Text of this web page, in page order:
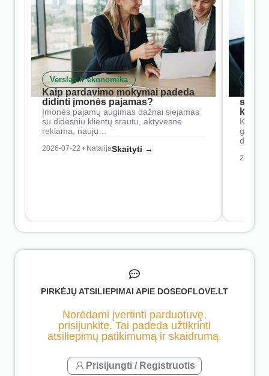
Verslas ir ekonomika
Kaip pardavimo mokymai padeda
didinti įmonės pajamas?
Įmonės pajamų augimas dažnai siejamas
su didesniu klientų srautu, aktyvesne
reklama, naujų…
2026-07-22 • NatalijaSkaityti →
Kaip
2026-
PIRKĖJŲ ATSILIEPIMAI APIE DOSEOFLOVE.LT
Norėdami įvertinti parduotuvę,
prisijunkite. Tai padeda užtikrinti
atsiliepimų patikimumą ir skaidrumą.
Prisijungti / Registruotis